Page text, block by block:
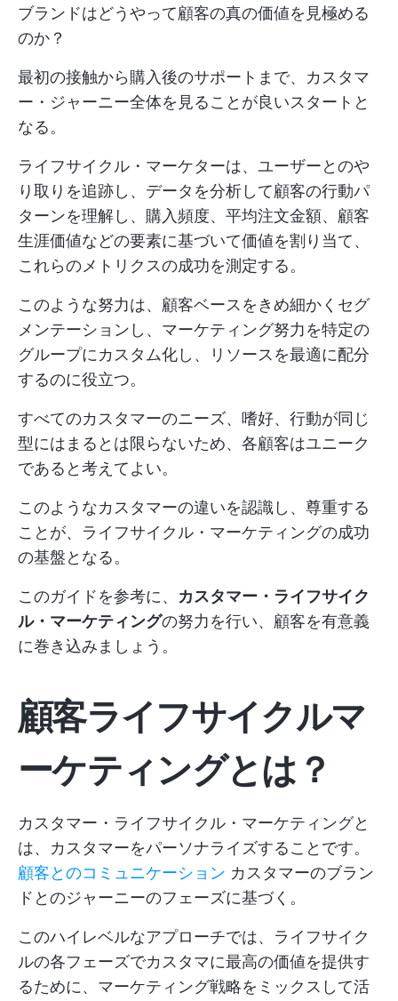
ブランドはどうやって顧客の真の価値を見極める
のか？
最初の接触から購入後のサポートまで、カスタマ
ー・ジャーニー全体を見ることが良いスタートと
なる。
ライフサイクル・マーケターは、ユーザーとのや
り取りを追跡し、データを分析して顧客の行動パ
ターンを理解し、購入頻度、平均注文金額、顧客
生涯価値などの要素に基づいて価値を割り当て、
これらのメトリクスの成功を測定する。
このような努力は、顧客ベースをきめ細かくセグ
メンテーションし、マーケティング努力を特定の
グループにカスタム化し、リソースを最適に配分
するのに役立つ。
すべてのカスタマーのニーズ、嗜好、行動が同じ
型にはまるとは限らないため、各顧客はユニーク
であると考えてよい。
このようなカスタマーの違いを認識し、尊重する
ことが、ライフサイクル・マーケティングの成功
の基盤となる。
このガイドを参考に、 カスタマー・ライフサイク
ル・マーケティングの努力を行い、顧客を有意義
に巻き込みましょう。
顧客ライフサイクルマ
ーケティングとは？
カスタマー・ライフサイクル・マーケティングと
は、カスタマーをパーソナライズすることです。
顧客とのコミュニケーション カスタマーのブラン
ドとのジャーニーのフェーズに基づく。
このハイレベルなアプローチでは、ライフサイク
ルの各フェーズでカスタマに最高の価値を提供す
るために、マーケティング戦略をミックスして活